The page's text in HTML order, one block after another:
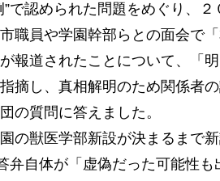
で認められた問題をめぐり、２
職員や学園幹部らとの面会で「
報道されたことについて、「
摘し、真相解明のため関係者
の質問に答えました。
の獣医学部新設が決まるまで
弁自体が「虚偽だった可能性も